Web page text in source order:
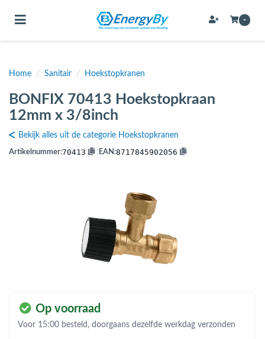
(Bevestigingsmateriaal / schroeven)
(Buffervaten, hygiene boilers & boilervaten)
(Expansievaten)
(Flexibele slangen)
(Installatiemateriaal)
Toggle navigation -
Home / Sanitair / Hoekstopkranen
BONFIX 70413 Hoekstopkraan
12mm x 3/8inch
Bekijk alles uit de categorie Hoekstopkranen
Artikelnummer:70413 EAN:8717845902056
Op voorraad
Voor 15:00 besteld, doorgaans dezelfde werkdag verzonden